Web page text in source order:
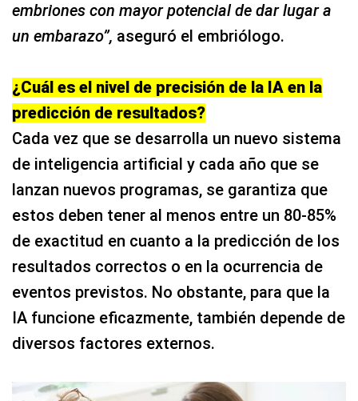
embriones con mayor potencial de dar lugar a
un embarazo”, aseguró el embriólogo.
¿Cuál es el nivel de precisión de la IA en la
predicción de resultados?
Cada vez que se desarrolla un nuevo sistema
de inteligencia artificial y cada año que se
lanzan nuevos programas, se garantiza que
estos deben tener al menos entre un 80-85%
de exactitud en cuanto a la predicción de los
resultados correctos o en la ocurrencia de
eventos previstos. No obstante, para que la
IA funcione eficazmente, también depende de
diversos factores externos.